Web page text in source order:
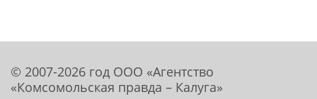
© 2007-2026 год ООО «Агентство
«Комсомольская правда – Калуга»